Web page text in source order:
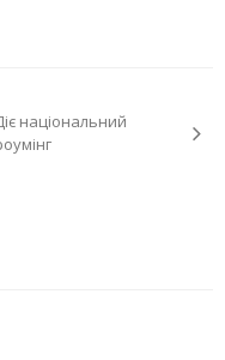
національний